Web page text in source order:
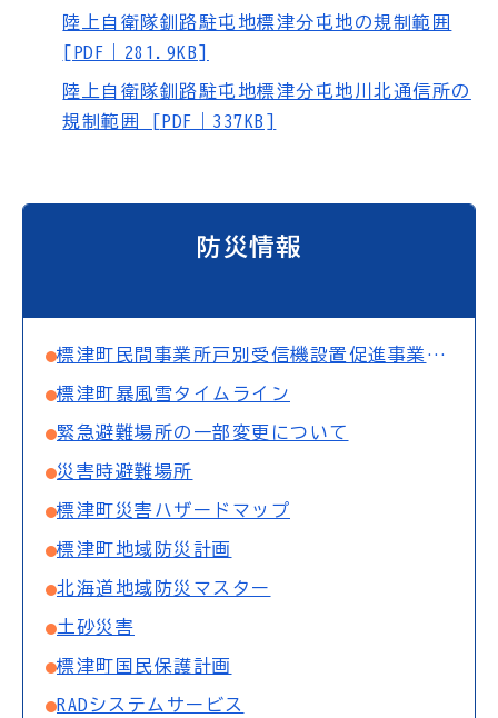
陸上自衛隊釧路駐屯地標津分屯地の規制範囲
[PDF｜281.9KB]
陸上自衛隊釧路駐屯地標津分屯地川北通信所の
規制範囲 [PDF｜337KB]
防災情報
標津町民間事業所戸別受信機設置促進事業について
標津町暴風雪タイムライン
緊急避難場所の一部変更について
災害時避難場所
標津町災害ハザードマップ
標津町地域防災計画
北海道地域防災マスター
土砂災害
標津町国民保護計画
RADシステムサービス